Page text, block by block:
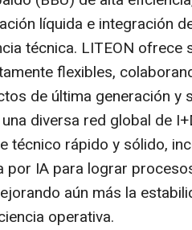
líquida e integración
técnica. LITEON ofrece
flexibles,
de última generación y
diversa red global de
técnico rápido y sólido,
por IA para lograr
aún más la
operativa.